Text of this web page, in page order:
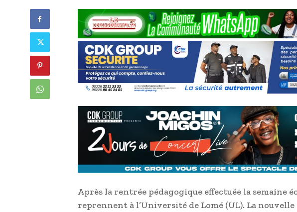
Après la rentrée pédagogique effectuée la semaine
reprennent à l’Université de Lomé (UL). La nouvelle